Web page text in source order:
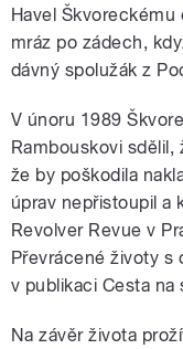
Havel
mráz po zádech,
dávný spolužák z
V únoru 1989
Rambouskovi sdělil,
že by poškodila
úprav nepřistoupil a
Revolver Revue v
Převrácené životy s
v publikaci Cesta na
Na závěr života